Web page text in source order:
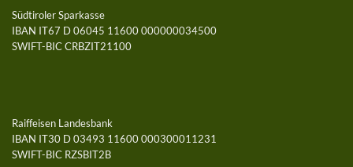
Südtiroler Sparkasse
IBAN IT67 D 06045 11600 000000034500
SWIFT-BIC CRBZIT21100
Raiffeisen Landesbank
IBAN IT30 D 03493 11600 000300011231
SWIFT-BIC RZSBIT2B